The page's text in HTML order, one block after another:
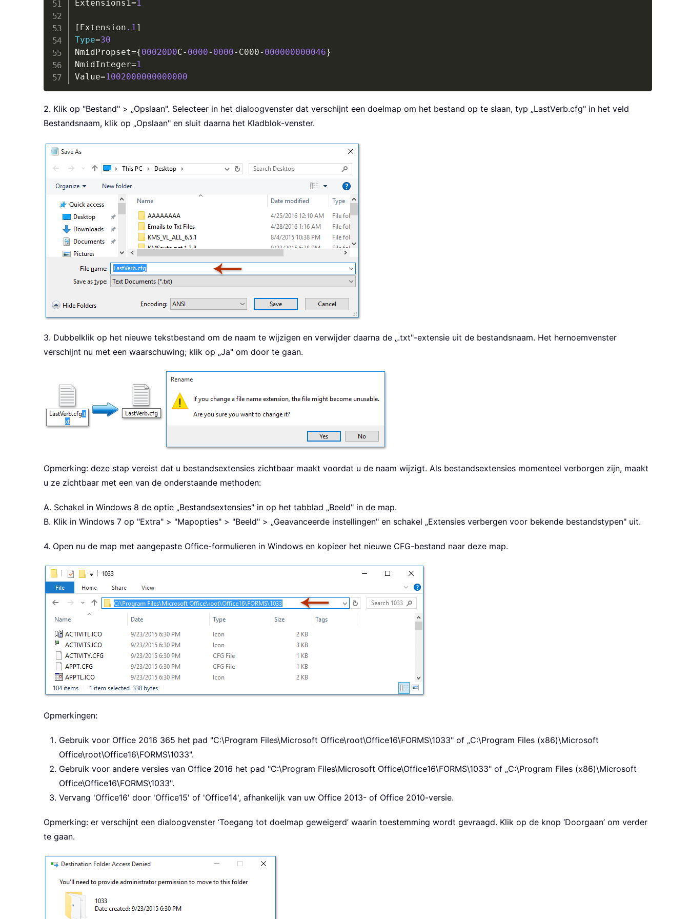
Extensions1=1
[Extension .1
Type=30
NmidPropset={00020D0C- 0000- 0000- C000- 000000000046}
NmidInteger=1
Value=1002000000000000
2. Klik op "Bestand" > „Opslaan". Selecteer in het dialoogvenster dat verschijnt een doelmap om het bestand op te slaan, typ „LastVerb.cfg" in het veld
Bestandsnaam, klik op „Opslaan" en sluit daarna het Kladblok-venster.
3. Dubbelklik op het nieuwe tekstbestand om de naam te wijzigen en verwijder daarna de „.txt"-extensie uit de bestandsnaam. Het hernoemvenster
verschijnt nu met een waarschuwing; klik op „Ja" om door te gaan.
Opmerking: deze stap vereist dat u bestandsextensies zichtbaar maakt voordat u de naam wijzigt. Als bestandsextensies momenteel verborgen zijn, maakt
u ze zichtbaar met een van de onderstaande methoden:
A. Schakel in Windows 8 de optie „Bestandsextensies" in op het tabblad „Beeld" in de map.
B. Klik in Windows 7 op "Extra" > "Mapopties" > "Beeld" > „Geavanceerde instellingen" en schakel „Extensies verbergen voor bekende bestandstypen" uit.
4. Open nu de map met aangepaste Office-formulieren in Windows en kopieer het nieuwe CFG-bestand naar deze map.
Opmerkingen:
Gebruik voor Office 2016 365 het pad "C:\Program Files\Microsoft Office\root\Office16\FORMS\1033" of „C:\Program Files (x86)\Microsoft
Office\root\Office16\FORMS\1033".
Gebruik voor andere versies van Office 2016 het pad "C:\Program Files\Microsoft Office\Office16\FORMS\1033" of „C:\Program Files (x86)\Microsoft
Office\Office16\FORMS\1033".
Vervang 'Office16' door 'Office15' of 'Office14', afhankelijk van uw Office 2013- of Office 2010-versie.
Opmerking: er verschijnt een dialoogvenster ‘Toegang tot doelmap geweigerd’ waarin toestemming wordt gevraagd. Klik op de knop ‘Doorgaan’ om verder
te gaan.